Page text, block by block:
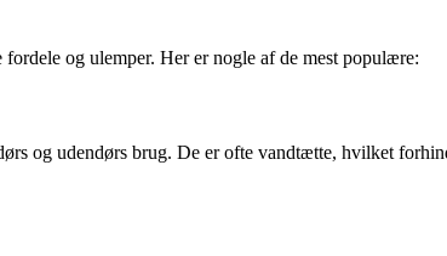
og ulemper. Her er nogle af de mest populære:
og udendørs brug. De er ofte vandtætte, hvilket